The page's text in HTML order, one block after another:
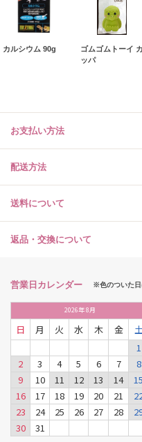
カルシウム 90g
ゴムゴムトーイ カ
ッパ
お支払い方法
配送方法
送料について
返品・交換について
営業日カレンダー ※色のついた日
2026年8月
日 月 火 水 木 金
土
1
2
3 4 5 6 7
8
9
10 11 12 13 14
15
16
17 18 19 20 21
23
24 25 26 27 28
30
31